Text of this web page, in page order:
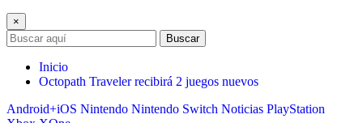
×
Buscar
Inicio
Octopath Traveler recibirá 2 juegos nuevos
Android+iOS Nintendo Nintendo Switch Noticias PlayStation